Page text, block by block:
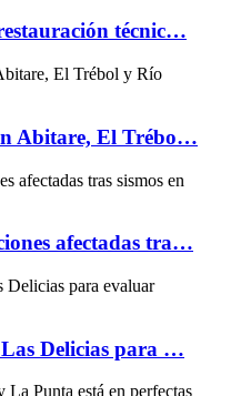
técnic…
Abitare, El Trébo…
afectadas tra…
Delicias para …